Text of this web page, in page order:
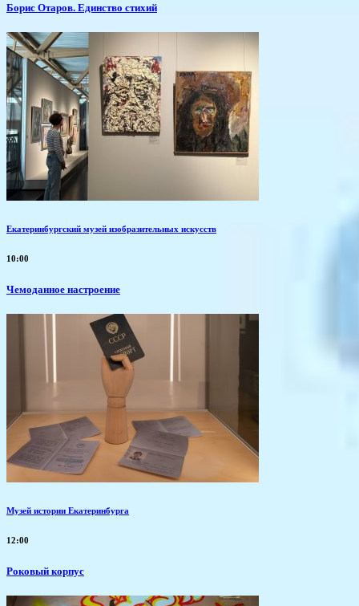
Борис Отаров. Единство стихий
Екатеринбургский музей изобразительных искусств
10:00
Чемоданное настроение
Музей истории Екатеринбурга
12:00
Роковый корпус